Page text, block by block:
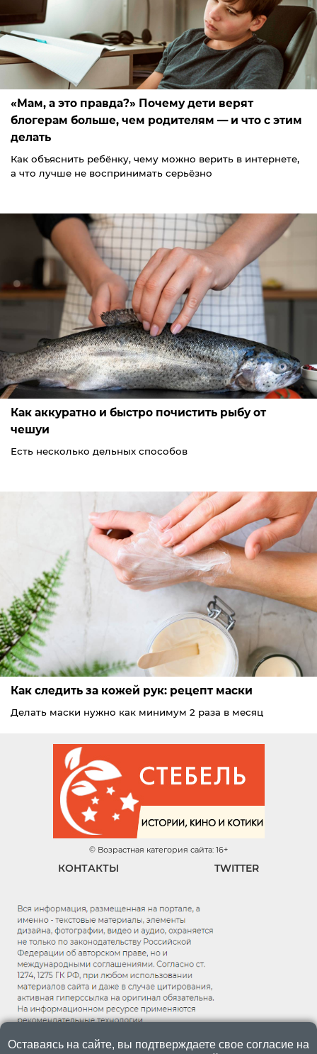
«Мам, а это правда?» Почему дети верят
блогерам больше, чем родителям — и что с этим
делать
Как объяснить ребёнку, чему можно верить в интернете,
а что лучше не воспринимать серьёзно
Как аккуратно и быстро почистить рыбу от
чешуи
Есть несколько дельных способов
Как следить за кожей рук: рецепт маски
Делать маски нужно как минимум 2 раза в месяц
© Возрастная категория сайта: 16+
КОНТАКТЫ TWITTER
Оставаясь на сайте, вы подтверждаете свое согласие на